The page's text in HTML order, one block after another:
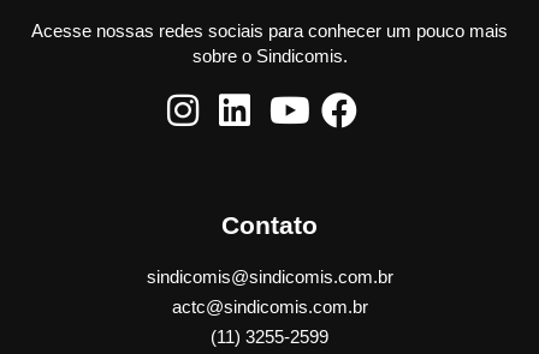
Acesse nossas redes sociais para conhecer um pouco mais
sobre o Sindicomis.
Contato
sindicomis@sindicomis.com.br
actc@sindicomis.com.br
(11) 3255-2599